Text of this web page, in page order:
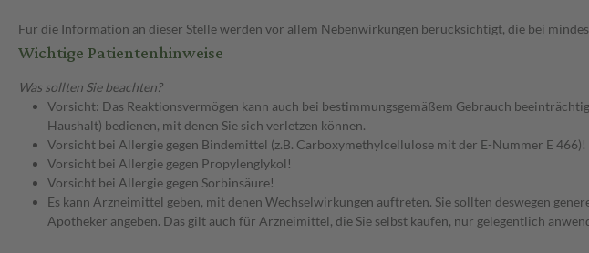
Für die Information an dieser Stelle werden vor allem Nebenwirkungen berücksichtigt, die bei
Wichtige Patientenhinweise
Was sollten Sie beachten?
Vorsicht: Das Reaktionsvermögen kann auch bei bestimmungsgemäßem Gebrauch
Haushalt) bedienen, mit denen Sie sich verletzen können.
Vorsicht bei Allergie gegen Bindemittel (z.B. Carboxymethylcellulose mit der E-Nummer E 466)!
Vorsicht bei Allergie gegen Propylenglykol!
Vorsicht bei Allergie gegen Sorbinsäure!
Es kann Arzneimittel geben, mit denen Wechselwirkungen auftreten. Sie sollten deswegen
Apotheker angeben. Das gilt auch für Arzneimittel, die Sie selbst kaufen, nur gelegentlich